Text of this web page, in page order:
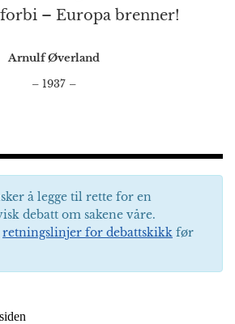
– Europa brenner!
Arnulf Øverland
– 1937 –
å legge til rette for en
debatt om sakene våre.
retningslinjer for debattskikk før